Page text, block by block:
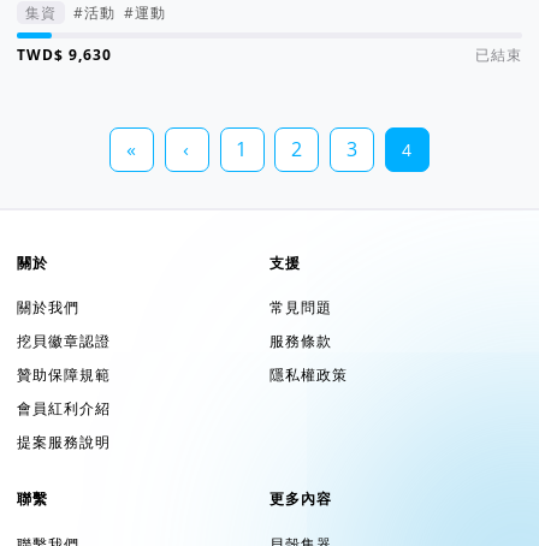
集資 #活動 #運動
集資進度 7%
已結束
« ‹ 1 2 3 4
關於
關於我們
挖貝徽章認證
贊助保障規範
會員紅利介紹
提案服務說明
支援
常見問題
服務條款
隱私權政策
聯繫 更多內容